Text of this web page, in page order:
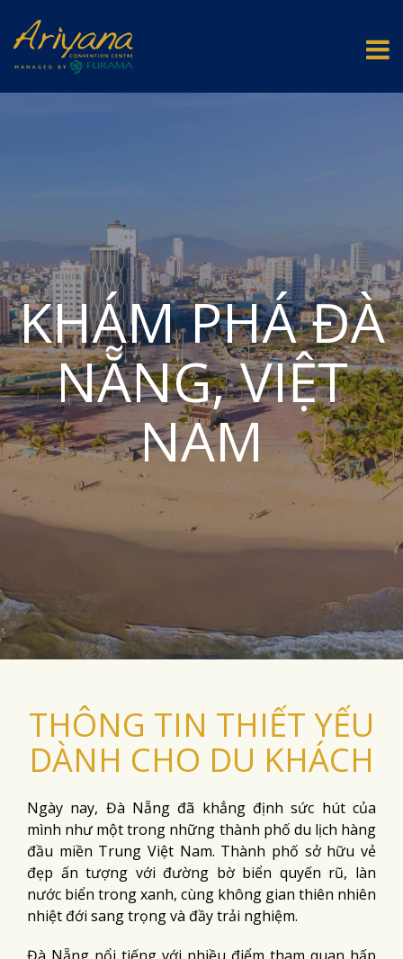
KHÁM PHÁ ĐÀ
NẴNG, VIỆT
NAM
THÔNG TIN THIẾT YẾU
DÀNH CHO DU KHÁCH
Ngày nay, Đà Nẵng đã khẳng định sức hút của
mình như một trong những thành phố du lịch hàng
đầu miền Trung Việt Nam. Thành phố sở hữu vẻ
đẹp ấn tượng với đường bờ biển quyến rũ, làn
nước biển trong xanh, cùng không gian thiên nhiên
nhiệt đới sang trọng và đầy trải nghiệm.